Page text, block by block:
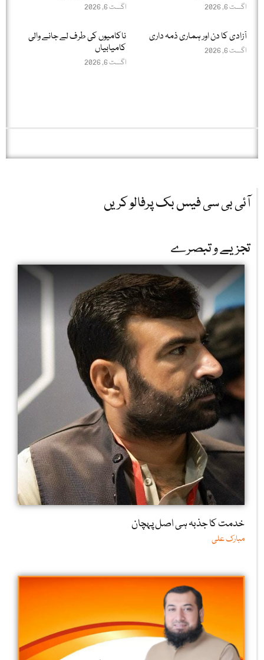
اگست 6, 2026 اگست 6, 2026
آزادی کا دن اور ہماری ذمہ داری
اگست 6, 2026
ناکامیوں کی طرف لے جانے والی
کامیابیاں
اگست 6, 2026
آئی بی سی فیس بک پرفالو کریں
تجزیے و تبصرے
خدمت کا جذبہ ہی اصل پہچان
مبارک علی